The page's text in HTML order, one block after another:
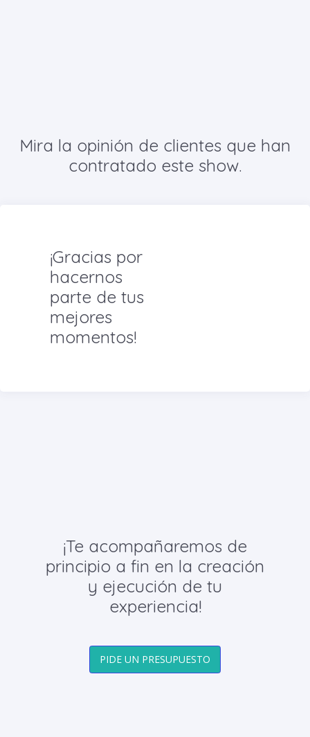
Mira la opinión de clientes que han
contratado este show.
¡Gracias por
hacernos
parte de tus
mejores
momentos!
¡Te acompañaremos de
principio a fin en la creación
y ejecución de tu
experiencia!
PIDE UN PRESUPUESTO